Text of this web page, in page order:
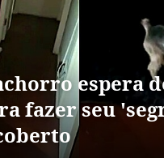
espera
fazer seu